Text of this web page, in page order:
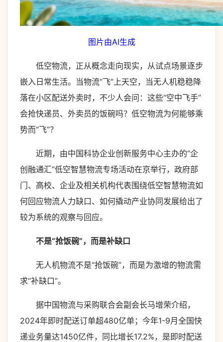
图片由AI生成
低空物流，正从概念走向现实，从试点场景逐步
嵌入日常生活。当物流“飞”上天空，当无人机稳稳降
落在小区配送外卖时，不少人会问：这些“空中飞手”
会抢快递员、外卖员的饭碗吗？低空物流为何能够乘
势而“飞”？
近期，由中国科协企业创新服务中心主办的“企
创融通汇”低空智慧物流专场活动在京举行，政府部
门、高校、企业及相关机构代表围绕低空智慧物流如
何回应物流人力缺口、如何撬动产业协同发展给出了
较为系统的观察与回应。
不是“抢饭碗”，而是补缺口
无人机物流不是“抢饭碗”，而是为激增的物流需
求“补缺口”。
据中国物流与采购联合会副会长马增荣介绍，
2024年即时配送订单超480亿单；今年1-9月全国快
递业务量达1450亿件，同比增长17.2%，是即时配送